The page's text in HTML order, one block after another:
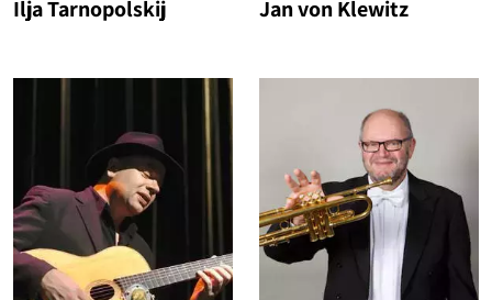
Ilja Tarnopolskij Jan von Klewitz